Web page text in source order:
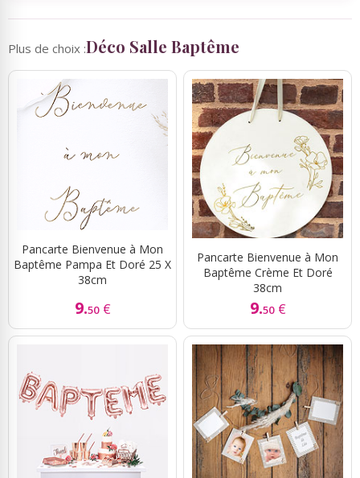
Plus de choix :Déco Salle Baptême
Pancarte Bienvenue à Mon
Baptême Pampa Et Doré 25 X
38cm
9.50 €
Pancarte Bienvenue à Mon
Baptême Crème Et Doré
38cm
9.50 €